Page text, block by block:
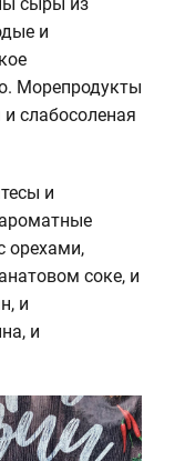
и
Морепродукты
слабосоленая
и
орехами,
соке, и
и
и